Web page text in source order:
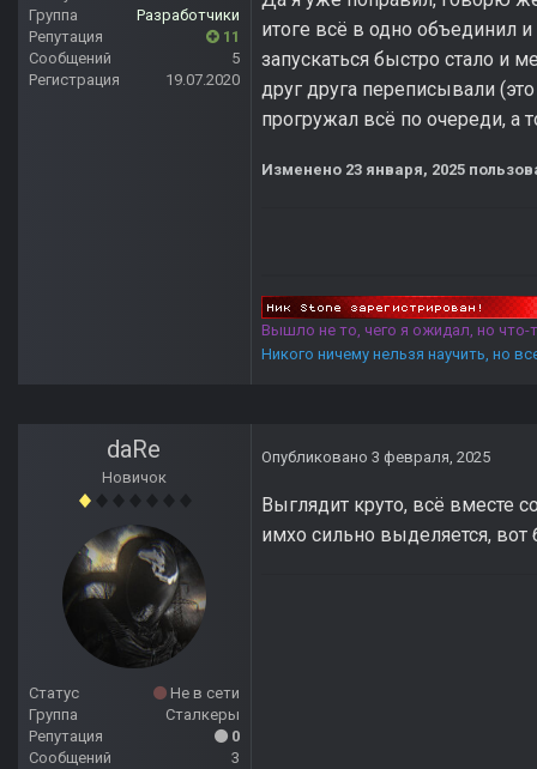
Группа
Разработчики
Репутация
11
Сообщений
5
Регистрация
19.07.2020
итоге всё в одно объединил
запускаться быстро стало и
друг друга переписывали
прогружал всё по очереди, а
Изменено 23 января, 2025
Вышло не то, чего я ожидал, но
Никого ничему нельзя научить, но
daRe
Новичок
Статус
Не в сети
Группа
Сталкеры
Репутация
0
Сообщений
3
Опубликовано 3 февраля, 2025
Выглядит круто, всё вместе
имхо сильно выделяется,